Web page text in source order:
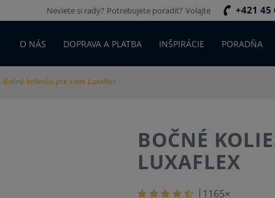
Neviete si rady? Potrebujete poradiť? Volajte +421 45
O NÁS DOPRAVA A PLATBA INŠPIRÁCIE PORADŇA
Bočné koliesko pre siete Luxaflex
BOČNÉ
LUXAFLEX
1165×